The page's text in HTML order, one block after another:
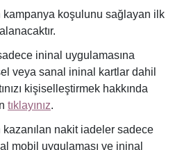
kampanya koşulunu sağlayan ilk
ininal uygulamasına
veya sanal ininal kartlar dahil
kişiselleştirmek hakkında
tıklayınız.
nakit iadeler sadece
mobil uygulaması ve ininal